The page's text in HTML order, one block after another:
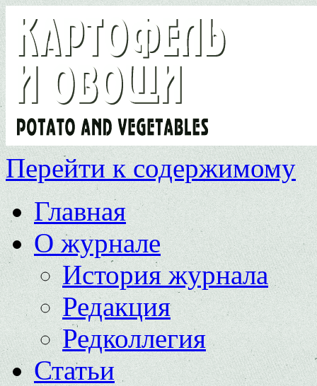
Перейти к содержимому
Главная
О журнале
История журнала
Редакция
Редколлегия
Статьи